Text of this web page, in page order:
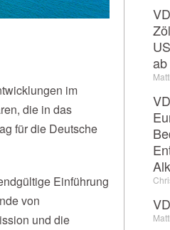
im
die in das
für die Deutsche
Einführung
von
und die